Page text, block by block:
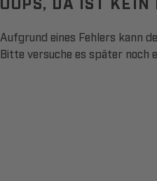
Aufgrund eines Fehlers kann
Bitte versuche es später noch